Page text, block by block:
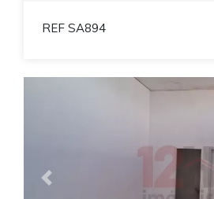
REF SA894
Previous